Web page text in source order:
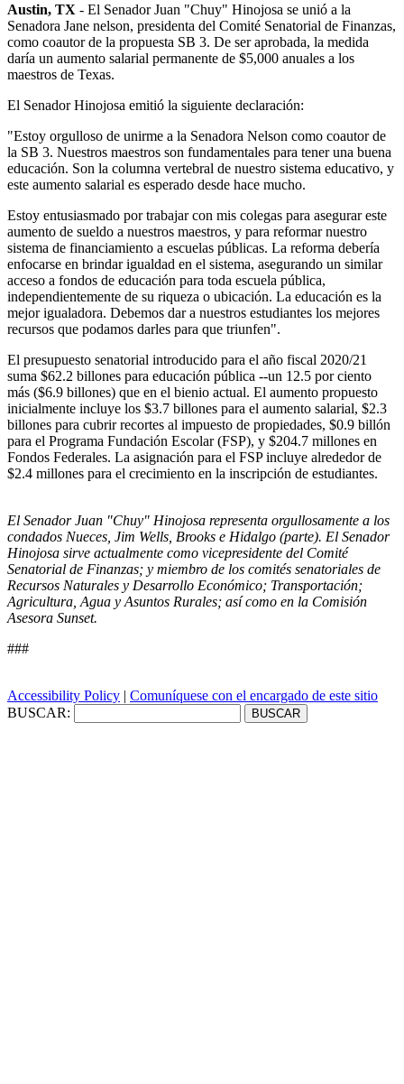
Austin, TX - El Senador Juan "Chuy" Hinojosa se unió a la
Senadora Jane nelson, presidenta del Comité Senatorial de Finanzas,
como coautor de la propuesta SB 3. De ser aprobada, la medida
daría un aumento salarial permanente de $5,000 anuales a los
maestros de Texas.
El Senador Hinojosa emitió la siguiente declaración:
"Estoy orgulloso de unirme a la Senadora Nelson como coautor de
la SB 3. Nuestros maestros son fundamentales para tener una buena
educación. Son la columna vertebral de nuestro sistema educativo, y
este aumento salarial es esperado desde hace mucho.
Estoy entusiasmado por trabajar con mis colegas para asegurar este
aumento de sueldo a nuestros maestros, y para reformar nuestro
sistema de financiamiento a escuelas públicas. La reforma debería
enfocarse en brindar igualdad en el sistema, asegurando un similar
acceso a fondos de educación para toda escuela pública,
independientemente de su riqueza o ubicación. La educación es la
mejor igualadora. Debemos dar a nuestros estudiantes los mejores
recursos que podamos darles para que triunfen".
El presupuesto senatorial introducido para el año fiscal 2020/21
suma $62.2 billones para educación pública --un 12.5 por ciento
más ($6.9 billones) que en el bienio actual. El aumento propuesto
inicialmente incluye los $3.7 billones para el aumento salarial, $2.3
billones para cubrir recortes al impuesto de propiedades, $0.9 billón
para el Programa Fundación Escolar (FSP), y $204.7 millones en
Fondos Federales. La asignación para el FSP incluye alrededor de
$2.4 millones para el crecimiento en la inscripción de estudiantes.
El Senador Juan "Chuy" Hinojosa representa orgullosamente a los
condados Nueces, Jim Wells, Brooks e Hidalgo (parte). El Senador
Hinojosa sirve actualmente como vicepresidente del Comité
Senatorial de Finanzas; y miembro de los comités senatoriales de
Recursos Naturales y Desarrollo Económico; Transportación;
Agricultura, Agua y Asuntos Rurales; así como en la Comisión
Asesora Sunset.
###
Accessibility Policy | Comuníquese con el encargado de este sitio
BUSCAR: